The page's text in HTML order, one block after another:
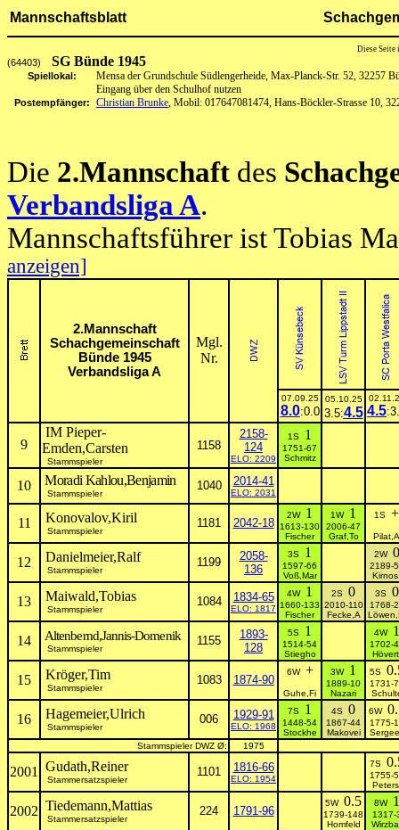
Mannschaftsblatt
Diese Seite
(64403) SG Bünde 1945
Spiellokal:
Mensa der Grundschule Südlengerheide, Max-Planck-Str. 52, 32257
Eingang über den Schulhof nutzen
Postempfänger: Christian Brunke, Mobil: 017647081474, Hans-Böckler-Strasse 10,
Die 2.Mannschaft des
Verbandsliga A.
Mannschaftsführer ist Tobias
anzeigen]
2.Mannschaft
Schachgemeinschaft
Bünde 1945
Verbandsliga A
Mgl.
Nr.
07.09.25
8.0:0.0
05.10.25
3.5:4.5 4.5
9
IM Pieper-
Emden,Carsten
Stammspieler
1158
2158-
124
ELO: 2209
1S 1
1751-67
Schmitz
10 Moradi Kahlou,Benjamin
Stammspieler
1040 2014-41
ELO: 2031
11 Konovalov,Kiril
Stammspieler
1181 2042-18
2W 1
1613-130
Fischer
1W 1
2006-47
Graf,To
1S +
Pilat,A
12 Danielmeier,Ralf
Stammspieler
1199
2058-
136
3S 1
1597-66
Voß,Mar
2W 0
2189-
13 Maiwald,Tobias
Stammspieler
1084 1834-65
ELO: 1817
4W 1
1660-133
Fischer
2S 0
2010-110
Fecke,A
3S 0
1768-
14 Altenbernd,Jannis-Domenik
Stammspieler
1155
1893-
128
5S 1
1514-54
Stiegho
4W 1
1702-
15 Kröger,Tim
Stammspieler
1083 1874-90
6W +
Guhe,Fi
3W 1
1889-10
Nazari
5S
1731-
16 Hagemeier,Ulrich
Stammspieler
006 1929-91
ELO: 1968
7S 1
1448-54
Stockhe
4S 0
1867-44
Makovei
6W
1775-
Stammspieler DWZ Ø:
1975
2001 Gudath,Reiner
Stammersatzspieler
1101 1816-66
ELO: 1954
7S
1755-
2002 Tiedemann,Mattias
Stammersatzspieler
224 1791-96
5W 0.5
1739-148
Homfeld
8W 1
1317-